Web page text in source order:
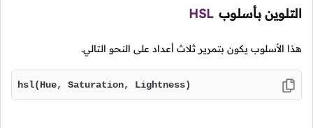
التلوين بأسلوب HSL
هذا الأسلوب يكون بتمرير ثلاث أعداد على النحو التالي.
hsl(Hue, Saturation, Lightness)